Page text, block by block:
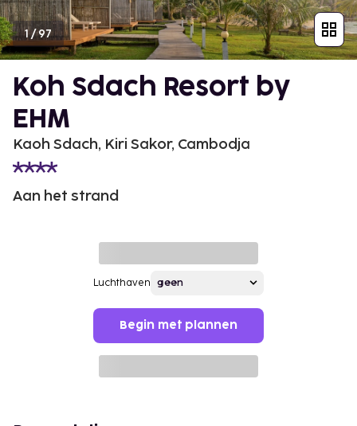
1/97
Koh Sdach Resort by
EHM
Kaoh Sdach, Kiri Sakor, Cambodja
Aan het strand
Luchthaven
Begin met plannen